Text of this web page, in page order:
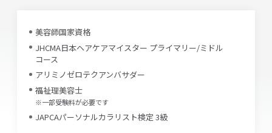
美容師国家資格
JHCMA日本ヘアケアマイスター プライマリー/ミドル
コース
アリミノゼロテクアンバサダー
福祉理美容士
※一部受験料が必要です
JAPCAパーソナルカラリスト検定 3級